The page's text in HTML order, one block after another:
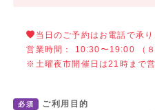
当日のご予約はお電話で承り
営業時間： 10:30〜19:00 （
※土曜夜市開催日は21時まで
必須 ご利用目的